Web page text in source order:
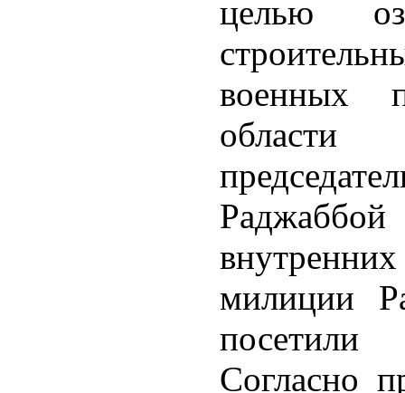
целью
военных
области
милиции
посетили
Согласно